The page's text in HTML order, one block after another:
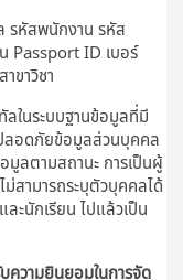
รหัสพนักงาน รหัส
Passport ID เบอร์
ขาวิชา
ในระบบฐานข้อมูลที่มี
ลอดภัยข้อมูลส่วนบุคคล
มูลตามสถานะ การเป็นผู้
สามารถระบุตัวบุคคลได้
ะนักเรียน ไปแล้วเป็น
ความยินยอมในการจัด